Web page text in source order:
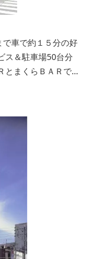
車で約１５分の好
ス＆駐車場50台分
まくらＢＡＲで快